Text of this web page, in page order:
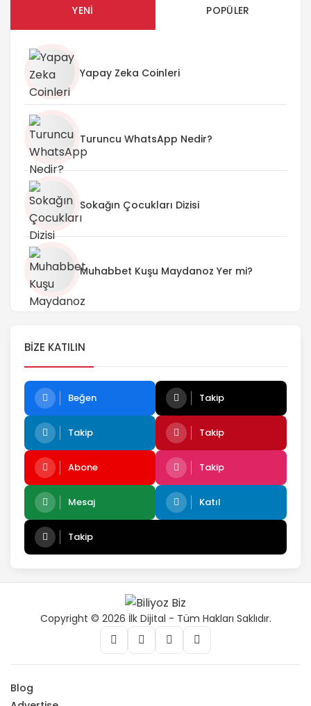
YENI POPÜLER
Yapay Zeka Coinleri
Turuncu WhatsApp Nedir?
Sokağın Çocukları Dizisi
Muhabbet Kuşu Maydanoz Yer mi?
BIZE KATILIN
Beğen Takip
Takip Takip
Abone Takip
Mesaj Katıl
Takip
Copyright © 2026 İlk Dijital - Tüm Hakları Saklıdır.
Blog